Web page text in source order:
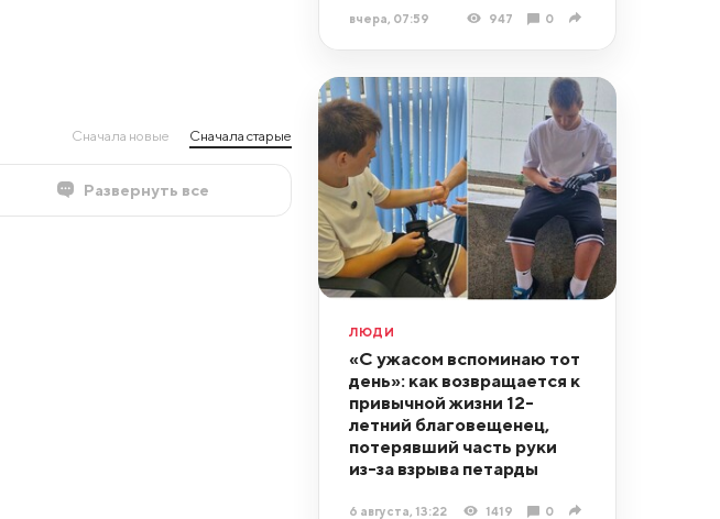
Сначала новые Сначала старые
Развернуть все
вчера, 07:59 947 0
ЛЮДИ
«С ужасом вспоминаю тот
день»: как возвращается к
привычной жизни 12-
летний благовещенец,
потерявший часть руки
из-за взрыва петарды
6 августа, 13:22 1419 0